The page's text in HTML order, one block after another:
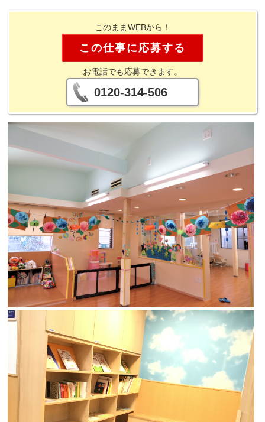
このままWEBから！
この仕事に応募する
お電話でも応募できます。
0120-314-506